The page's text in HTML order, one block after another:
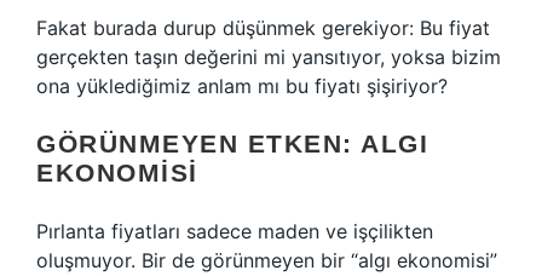
Fakat burada durup düşünmek gerekiyor: Bu fiyat
gerçekten taşın değerini mi yansıtıyor, yoksa bizim
ona yüklediğimiz anlam mı bu fiyatı şişiriyor?
GÖRÜNMEYEN ETKEN: ALGI
EKONOMISI
Pırlanta fiyatları sadece maden ve işçilikten
oluşmuyor. Bir de görünmeyen bir “algı ekonomisi”